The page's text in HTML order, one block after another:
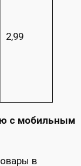
2,99
с мобильным
в